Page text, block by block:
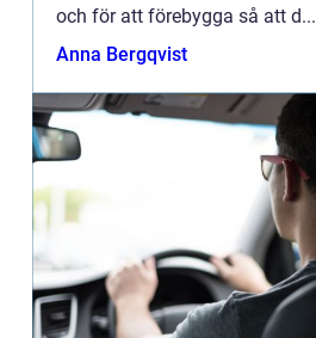
och för att förebygga så att d...
Anna Bergqvist